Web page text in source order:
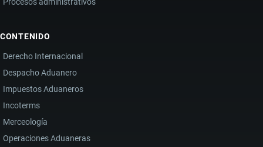
CONTENIDO
Derecho Internacional
Despacho Aduanero
Impuestos Aduaneros
Incoterms
Merceología
Operaciones Aduaneras